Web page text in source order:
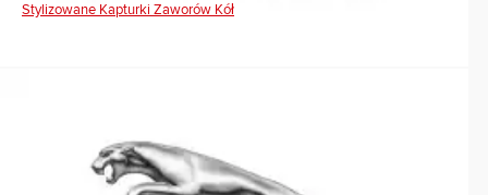
Stylizowane Kapturki Zaworów Kół